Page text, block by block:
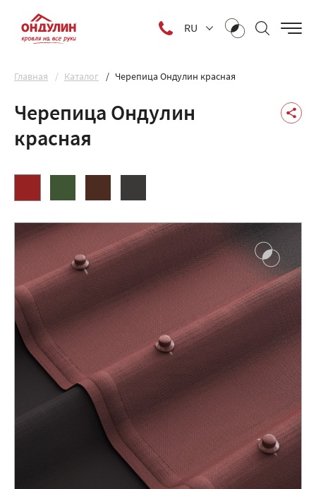
RU
Главная Каталог Черепица Ондулин красная
Черепица Ондулин
красная